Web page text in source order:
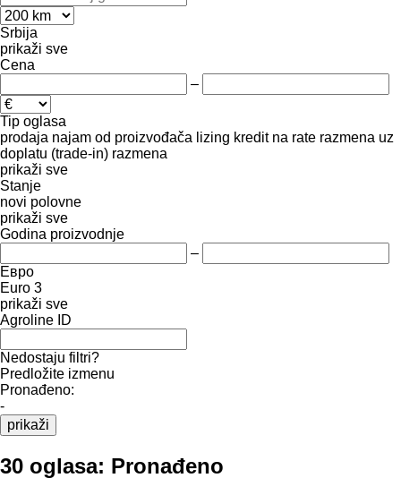
Srbija
prikaži sve
Cena
–
Tip oglasa
prodaja najam od proizvođača lizing kredit na rate razmena uz
doplatu (trade-in) razmena
prikaži sve
Stanje
novi polovne
prikaži sve
Godina proizvodnje
–
Евро
Euro 3
prikaži sve
Agroline ID
Nedostaju filtri?
Predložite izmenu
Pronađeno:
-
prikaži
30 oglasa: Pronađeno